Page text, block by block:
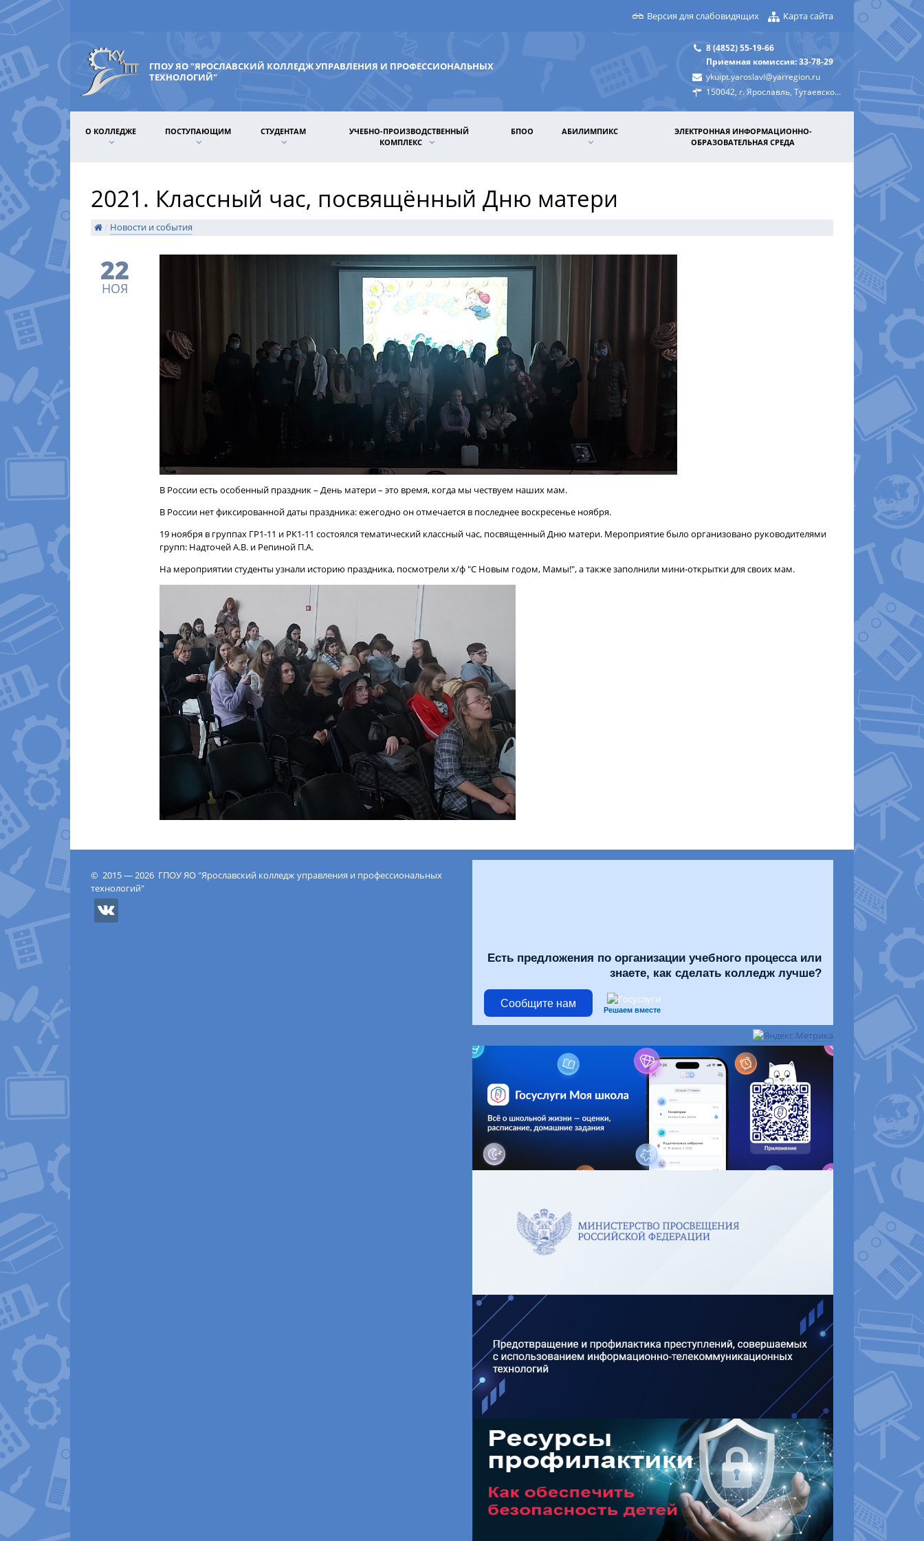
Версия для слабовидящих Карта сайта
ГПОУ ЯО "ЯРОСЛАВСКИЙ КОЛЛЕДЖ УПРАВЛЕНИЯ И ПРОФЕССИОНАЛЬНЫХ
ТЕХНОЛОГИЙ"
8 (4852) 55-19-66
Приемная комиссия: 33-78-29
ykuipt.yaroslavl@yarregion.ru
150042, г. Ярославль, Тутаевское шоссе, д. 31а
О КОЛЛЕДЖЕ ПОСТУПАЮЩИМ СТУДЕНТАМ
УЧЕБНО-ПРОИЗВОДСТВЕННЫЙ
КОМПЛЕКС
БПОО АБИЛИМПИКС
ЭЛЕКТРОННАЯ ИНФОРМАЦИОННО-
ОБРАЗОВАТЕЛЬНАЯ СРЕДА
2021. Классный час, посвящённый Дню матери
/ Новости и события
22
НОЯ
В России есть особенный праздник – День матери – это время, когда мы чествуем наших мам.
В России нет фиксированной даты праздника: ежегодно он отмечается в последнее воскресенье ноября.
19 ноября в группах ГР1-11 и РК1-11 состоялся тематический классный час, посвященный Дню матери. Мероприятие было организовано руководителями
групп: Надточей А.В. и Репиной П.А.
На мероприятии студенты узнали историю праздника, посмотрели х/ф "С Новым годом, Мамы!", а также заполнили мини-открытки для своих мам.
© 2015 — 2026 ГПОУ ЯО "Ярославский колледж управления и профессиональных
технологий"
Есть предложения по организации учебного процесса или
знаете, как сделать колледж лучше?
Сообщите нам
Решаем вместе